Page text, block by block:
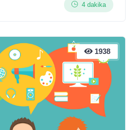
4 dakika
1938